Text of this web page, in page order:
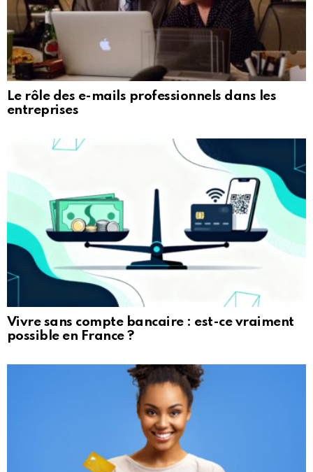
Le rôle des e-mails professionnels dans les
entreprises
Vivre sans compte bancaire : est-ce vraiment
possible en France ?